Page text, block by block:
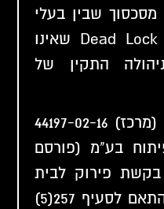
שבין בעלי
מניות – סכסוך שיוצר Dead Lock שאינו
התקין של
בתיק (מרכז) 51/39 פרק (מרכז) 44197-02-16
בע"מ (פורסם
הוגשה בקשת פירוק לבית
המשפט המחוזי בלוד בהתאם לסעיף 257(5)